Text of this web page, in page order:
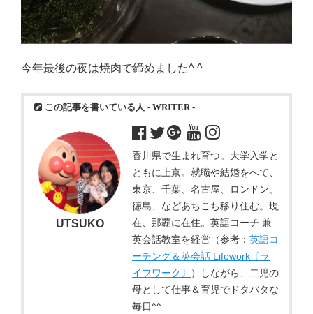
今年最後の夜は焼肉で締めました^ ^
この記事を書いている人 - WRITER -
香川県で生まれ育つ。大学入学と
ともに上京。就職や結婚をへて、
東京、千葉、名古屋、ロンドン、
徳島、などあちこち移り住む。現
在、那覇に在住。英語コーチ 兼
英会話教室を経営（参考： 英語コ
ーチング＆英会話 Lifework〔ラ
イフワーク〕
）しながら、二児の
母として仕事＆育児でドタバタな
毎日^^
UTSUKO